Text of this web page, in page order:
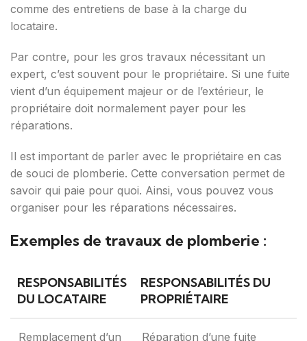
comme des entretiens de base à la charge du
locataire.
Par contre, pour les gros travaux nécessitant un
expert, c’est souvent pour le propriétaire. Si une fuite
vient d’un équipement majeur or de l’extérieur, le
propriétaire doit normalement payer pour les
réparations.
Il est important de parler avec le propriétaire en cas
de souci de plomberie. Cette conversation permet de
savoir qui paie pour quoi. Ainsi, vous pouvez vous
organiser pour les réparations nécessaires.
Exemples de travaux de plomberie :
RESPONSABILITÉS
DU LOCATAIRE
RESPONSABILITÉS DU
PROPRIÉTAIRE
Remplacement d’un
Réparation d’une fuite